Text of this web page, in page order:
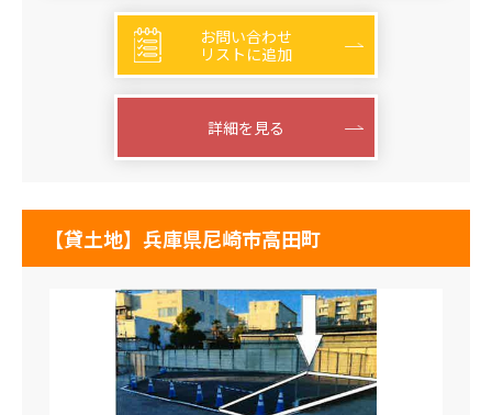
お問い合わせ
リストに追加
詳細を見る
【貸土地】兵庫県尼崎市高田町